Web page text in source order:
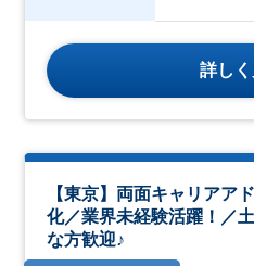
詳し
【東京】両面キャリアア
化／業界未経験活躍！／
な方歓迎♪